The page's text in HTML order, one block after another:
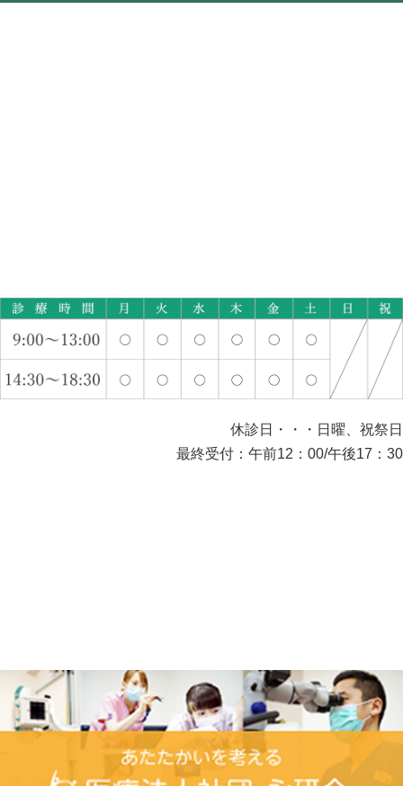
休診日・・・日曜、祝祭日
最終受付：午前12：00/午後17：30